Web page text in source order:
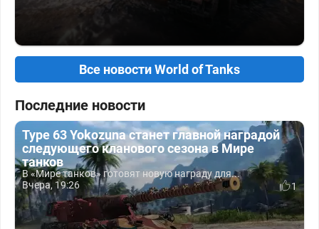
Все новости World of Tanks
Последние новости
Type 63 Yokozuna станет главной наградой
следующего кланового сезона в Мире
танков
В «Мире танков» готовят новую награду для...
Вчера, 19:26
1